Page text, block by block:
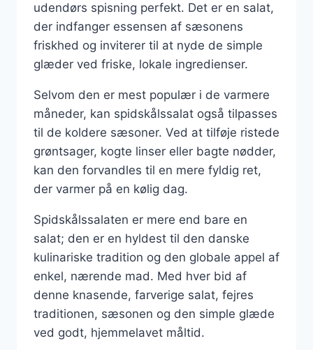
udendørs spisning perfekt. Det er en salat,
der indfanger essensen af sæsonens
friskhed og inviterer til at nyde de simple
glæder ved friske, lokale ingredienser.
Selvom den er mest populær i de varmere
måneder, kan spidskålssalat også tilpasses
til de koldere sæsoner. Ved at tilføje ristede
grøntsager, kogte linser eller bagte nødder,
kan den forvandles til en mere fyldig ret,
der varmer på en kølig dag.
Spidskålssalaten er mere end bare en
salat; den er en hyldest til den danske
kulinariske tradition og den globale appel af
enkel, nærende mad. Med hver bid af
denne knasende, farverige salat, fejres
traditionen, sæsonen og den simple glæde
ved godt, hjemmelavet måltid.